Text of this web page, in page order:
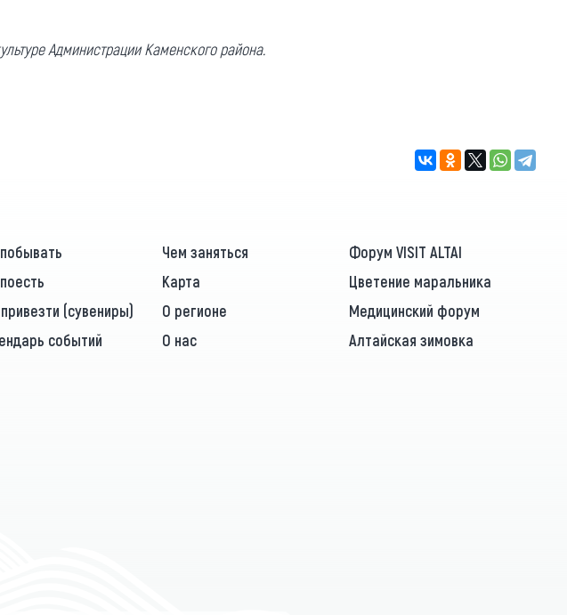
Администрации Каменского района.
Чем заняться
Форум VISIT ALTAI
Карта
Цветение маральника
(сувениры) О регионе
Медицинский форум
событий О нас Алтайская зимовка